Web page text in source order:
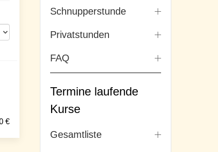
€
Schnupperstunde
Privatstunden
FAQ
Termine laufende
Kurse
Gesamtliste